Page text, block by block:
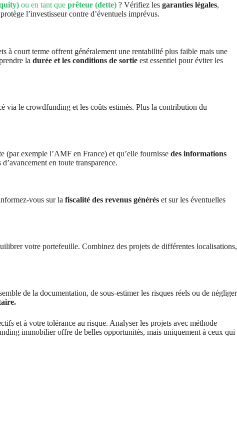
ou en tant que prêteur (dette) ? Vérifiez les garanties légales,
l’investisseur contre d’éventuels imprévus.
à court terme offrent généralement une rentabilité plus faible mais une
la durée et les conditions de sortie est essentiel pour éviter les
via le crowdfunding et les coûts estimés. Plus la contribution du
(par exemple l’AMF en France) et qu’elle fournisse des informations
en toute transparence.
vous sur la fiscalité des revenus générés et sur les éventuelles
votre portefeuille. Combinez des projets de différentes localisations,
de la documentation, de sous-estimer les risques réels ou de négliger
et à votre tolérance au risque. Analyser les projets avec méthode
immobilier offre de belles opportunités, mais uniquement à ceux qui